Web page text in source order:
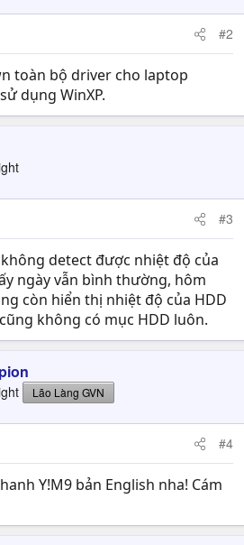
#2
toàn bộ driver cho laptop
dụng WinXP.
#3
detect được nhiệt độ của
ngày vẫn bình thường, hôm
còn hiển thị nhiệt độ của HDD
không có mục HDD luôn.
Lão Làng GVN
#4
Y!M9 bản English nha! Cám